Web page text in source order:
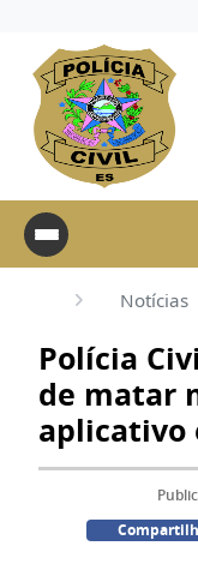
Notícias
Polícia
de matar
aplicativo